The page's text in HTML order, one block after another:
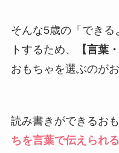
そんな5歳の「でき
トするため、
【言葉
おもちゃを選ぶのがお
読み書きができるお
ちを言葉で伝えられる